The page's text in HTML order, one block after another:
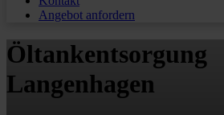
Angebot anfordern
Öltankentsorgung
Langenhagen